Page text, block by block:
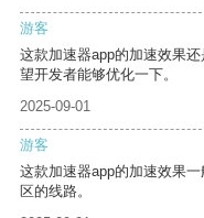
游客
这款加速器app的加速效果
望开发者能够优化一下。
2025-09-01
游客
这款加速器app的加速效果
区的线路。